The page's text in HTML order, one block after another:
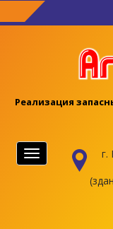
Реализация
г.
Меню